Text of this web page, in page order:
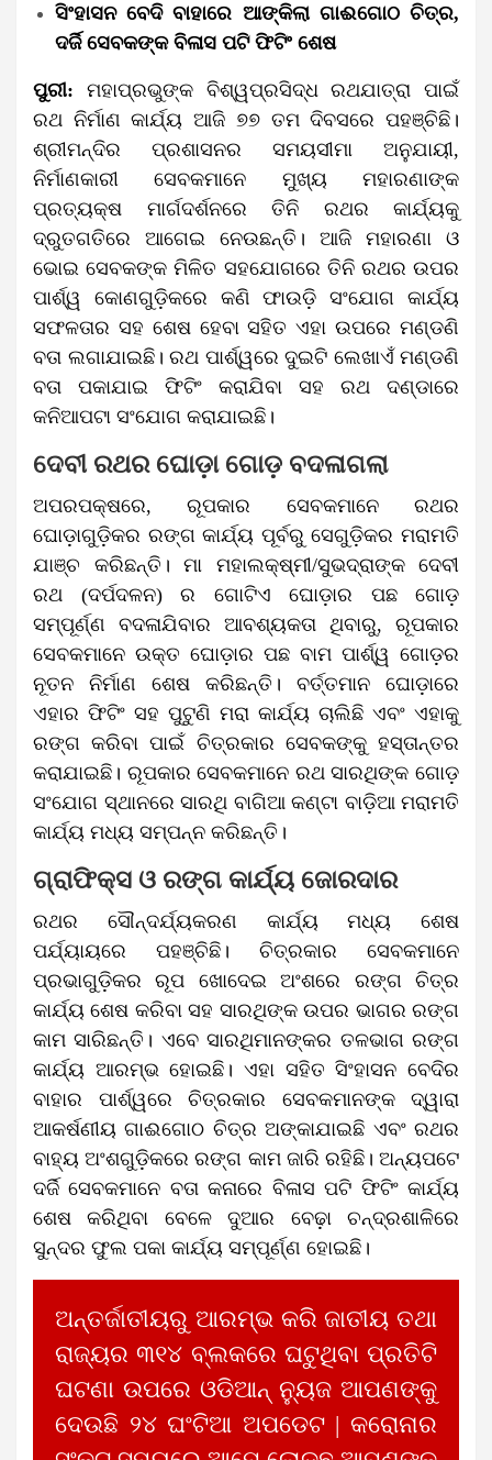
ସିଂହାସନ ବେଦି ବାହାରେ ଆଙ୍କିଲା ଗାଈଗୋଠ ଚିତ୍ର,
ଦର୍ଜି ସେବକଙ୍କ ବିଳାସ ପଟି ଫିଟିଂ ଶେଷ
ପୁରୀ: ମହାପ୍ରଭୁଙ୍କ ବିଶ୍ୱପ୍ରସିଦ୍ଧ ରଥଯାତ୍ରା ପାଇଁ
ରଥ ନିର୍ମାଣ କାର୍ଯ୍ୟ ଆଜି ୭୭ ତମ ଦିବସରେ ପହଞ୍ଚିଛି।
ଶ୍ରୀମନ୍ଦିର ପ୍ରଶାସନର ସମୟସୀମା ଅନୁଯାୟୀ,
ନିର୍ମାଣକାରୀ ସେବକମାନେ ମୁଖ୍ୟ ମହାରଣାଙ୍କ
ପ୍ରତ୍ୟକ୍ଷ ମାର୍ଗଦର୍ଶନରେ ତିନି ରଥର କାର୍ଯ୍ୟକୁ
ଦ୍ରୁତଗତିରେ ଆଗେଇ ନେଉଛନ୍ତି। ଆଜି ମହାରଣା ଓ
ଭୋଇ ସେବକଙ୍କ ମିଳିତ ସହଯୋଗରେ ତିନି ରଥର ଉପର
ପାର୍ଶ୍ୱ କୋଣଗୁଡ଼ିକରେ କଣି ଫାଉଡ଼ି ସଂଯୋଗ କାର୍ଯ୍ୟ
ସଫଳତାର ସହ ଶେଷ ହେବା ସହିତ ଏହା ଉପରେ ମଣ୍ଡଣି
ବତା ଲଗାଯାଇଛି। ରଥ ପାର୍ଶ୍ୱରେ ଦୁଇଟି ଲେଖାଏଁ ମଣ୍ଡଣି
ବତା ପକାଯାଇ ଫିଟିଂ କରାଯିବା ସହ ରଥ ଦଣ୍ଡାରେ
କନିଆପଟା ସଂଯୋଗ କରାଯାଇଛି।
ଦେବୀ ରଥର ଘୋଡ଼ା ଗୋଡ଼ ବଦଳାଗଲା
ଅପରପକ୍ଷରେ, ରୂପକାର ସେବକମାନେ ରଥର
ଘୋଡ଼ାଗୁଡ଼ିକର ରଙ୍ଗ କାର୍ଯ୍ୟ ପୂର୍ବରୁ ସେଗୁଡ଼ିକର ମରାମତି
ଯାଞ୍ଚ କରିଛନ୍ତି। ମା ମହାଲକ୍ଷ୍ମୀ/ସୁଭଦ୍ରାଙ୍କ ଦେବୀ
ରଥ (ଦର୍ପଦଳନ) ର ଗୋଟିଏ ଘୋଡ଼ାର ପଛ ଗୋଡ଼
ସମ୍ପୂର୍ଣ୍ଣ ବଦଳାଯିବାର ଆବଶ୍ୟକତା ଥିବାରୁ, ରୂପକାର
ସେବକମାନେ ଉକ୍ତ ଘୋଡ଼ାର ପଛ ବାମ ପାର୍ଶ୍ୱ ଗୋଡ଼ର
ନୂତନ ନିର୍ମାଣ ଶେଷ କରିଛନ୍ତି। ବର୍ତ୍ତମାନ ଘୋଡ଼ାରେ
ଏହାର ଫିଟିଂ ସହ ପୁଟୁଣି ମରା କାର୍ଯ୍ୟ ଚାଲିଛି ଏବଂ ଏହାକୁ
ରଙ୍ଗ କରିବା ପାଇଁ ଚିତ୍ରକାର ସେବକଙ୍କୁ ହସ୍ତାନ୍ତର
କରାଯାଇଛି। ରୂପକାର ସେବକମାନେ ରଥ ସାରଥିଙ୍କ ଗୋଡ଼
ସଂଯୋଗ ସ୍ଥାନରେ ସାରଥି ବାଗିଆ କଣ୍ଟା ବାଡ଼ିଆ ମରାମତି
କାର୍ଯ୍ୟ ମଧ୍ୟ ସମ୍ପନ୍ନ କରିଛନ୍ତି।
ଗ୍ରାଫିକ୍ସ ଓ ରଙ୍ଗ କାର୍ଯ୍ୟ ଜୋରଦାର
ରଥର ସୌନ୍ଦର୍ଯ୍ୟକରଣ କାର୍ଯ୍ୟ ମଧ୍ୟ ଶେଷ
ପର୍ଯ୍ୟାୟରେ ପହଞ୍ଚିଛି। ଚିତ୍ରକାର ସେବକମାନେ
ପ୍ରଭାଗୁଡ଼ିକର ରୂପ ଖୋଦେଇ ଅଂଶରେ ରଙ୍ଗ ଚିତ୍ର
କାର୍ଯ୍ୟ ଶେଷ କରିବା ସହ ସାରଥିଙ୍କ ଉପର ଭାଗର ରଙ୍ଗ
କାମ ସାରିଛନ୍ତି। ଏବେ ସାରଥିମାନଙ୍କର ତଳଭାଗ ରଙ୍ଗ
କାର୍ଯ୍ୟ ଆରମ୍ଭ ହୋଇଛି। ଏହା ସହିତ ସିଂହାସନ ବେଦିର
ବାହାର ପାର୍ଶ୍ୱରେ ଚିତ୍ରକାର ସେବକମାନଙ୍କ ଦ୍ୱାରା
ଆକର୍ଷଣୀୟ ଗାଈଗୋଠ ଚିତ୍ର ଅଙ୍କାଯାଇଛି ଏବଂ ରଥର
ବାହ୍ୟ ଅଂଶଗୁଡ଼ିକରେ ରଙ୍ଗ କାମ ଜାରି ରହିଛି। ଅନ୍ୟପଟେ
ଦର୍ଜି ସେବକମାନେ ବତା କନାରେ ବିଳାସ ପଟି ଫିଟିଂ କାର୍ଯ୍ୟ
ଶେଷ କରିଥିବା ବେଳେ ଦୁଆର ବେଢ଼ା ଚନ୍ଦ୍ରଶାଳିରେ
ସୁନ୍ଦର ଫୁଲ ପକା କାର୍ଯ୍ୟ ସମ୍ପୂର୍ଣ୍ଣ ହୋଇଛି।
ଅନ୍ତର୍ଜାତୀୟରୁ ଆରମ୍ଭ କରି ଜାତୀୟ ତଥା
ରାଜ୍ୟର ୩୧୪ ବ୍ଲକରେ ଘଟୁଥିବା ପ୍ରତିଟି
ଘଟଣା ଉପରେ ଓଡିଆନ୍ ନ୍ୟୁଜ ଆପଣଙ୍କୁ
ଦେଉଛି ୨୪ ଘଂଟିଆ ଅପଡେଟ | କରୋନାର